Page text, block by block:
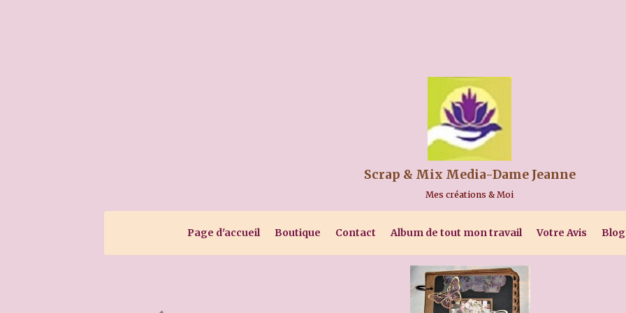
Scrap & Mix Media-Dame Jeanne
Mes créations & Moi
Page d'accueil Boutique Contact Album de tout mon travail Votre Avis Blog